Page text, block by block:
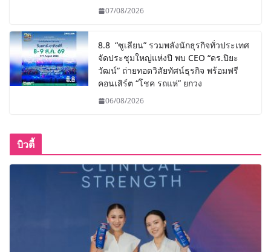
07/08/2026
8.8 “ซูเลียน” รวมพลังนักธุรกิจทั่วประเทศ
จัดประชุมใหญ่แห่งปี พบ CEO “ดร.ปิยะ
วัฒน์” ถ่ายทอดวิสัยทัศน์ธุรกิจ พร้อมฟรี
คอนเสิร์ต “โชค รถแห่” ยกวง
06/08/2026
บิวตี้